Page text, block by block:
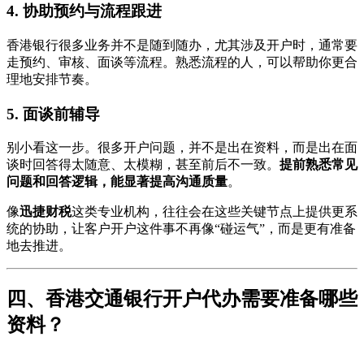
4. 协助预约与流程跟进
香港银行很多业务并不是随到随办，尤其涉及开户时，通常要
走预约、审核、面谈等流程。熟悉流程的人，可以帮助你更合
理地安排节奏。
5. 面谈前辅导
别小看这一步。很多开户问题，并不是出在资料，而是出在面
谈时回答得太随意、太模糊，甚至前后不一致。 提前熟悉常见
问题和回答逻辑，能显著提高沟通质量。
像迅捷财税这类专业机构，往往会在这些关键节点上提供更系
统的协助，让客户开户这件事不再像“碰运气”，而是更有准备
地去推进。
四、香港交通银行开户代办需要准备哪些
资料？